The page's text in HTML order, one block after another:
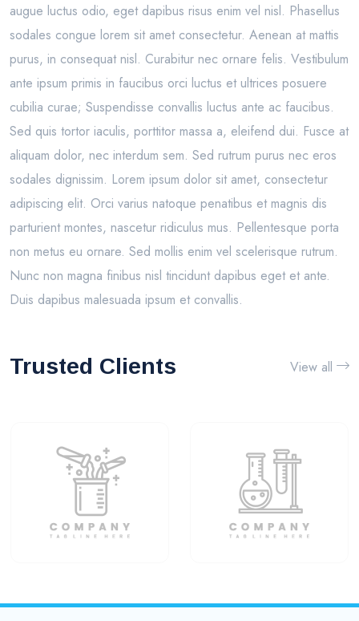
augue luctus odio, eget dapibus risus enim vel nisl. Phasellus
sodales congue lorem sit amet consectetur. Aenean at mattis
purus, in consequat nisl. Curabitur nec ornare felis. Vestibulum
ante ipsum primis in faucibus orci luctus et ultrices posuere
cubilia curae; Suspendisse convallis luctus ante ac faucibus.
Sed quis tortor iaculis, porttitor massa a, eleifend dui. Fusce at
aliquam dolor, nec interdum sem. Sed rutrum purus nec eros
sodales dignissim. Lorem ipsum dolor sit amet, consectetur
adipiscing elit. Orci varius natoque penatibus et magnis dis
parturient montes, nascetur ridiculus mus. Pellentesque porta
non metus eu ornare. Sed mollis enim vel scelerisque rutrum.
Nunc non magna finibus nisl tincidunt dapibus eget et ante.
Duis dapibus malesuada ipsum et convallis.
Trusted Clients View all